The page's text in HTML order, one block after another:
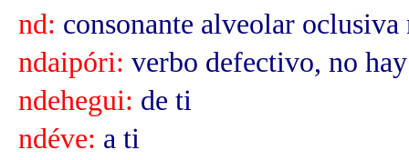
nd: consonante alveolar oclusiva
ndaipóri: verbo defectivo, no hay
ndehegui: de ti
ndéve: a ti